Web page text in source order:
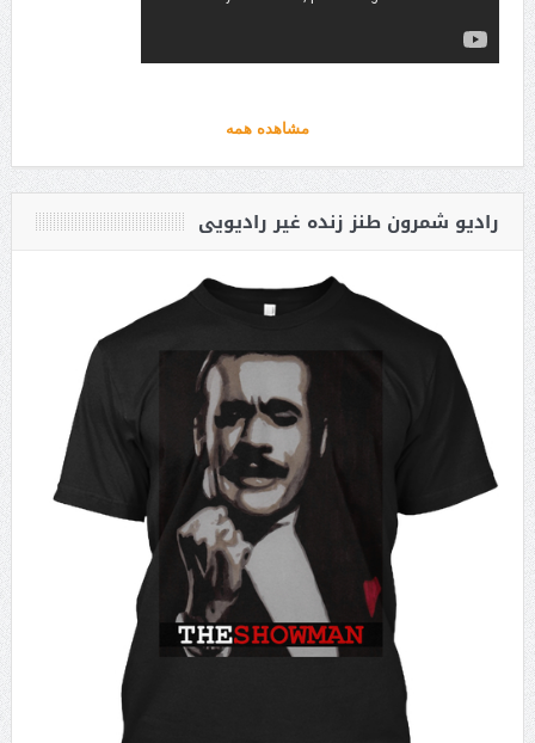
مشاهده همه
رادیو شمرون طنز زنده غیر رادیویی